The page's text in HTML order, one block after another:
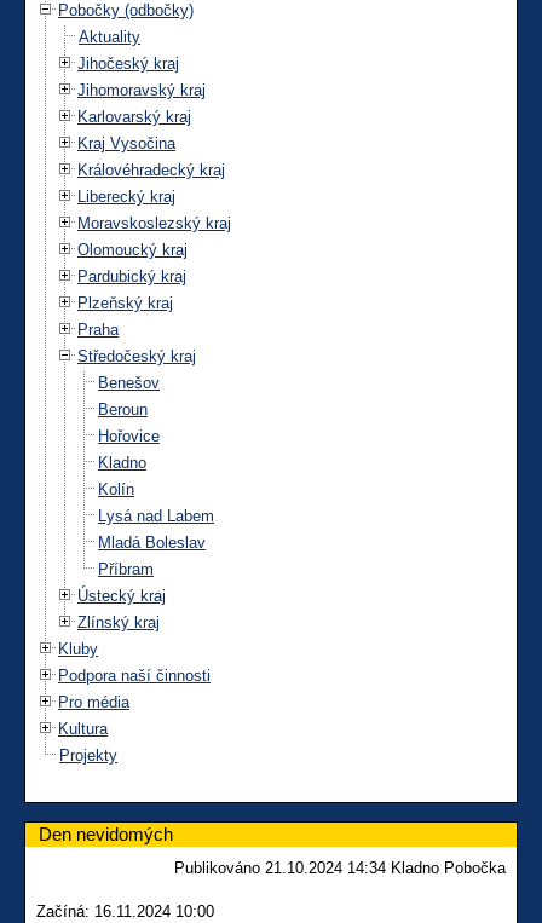
Pobočky (odbočky)
Aktuality
Jihočeský kraj
Jihomoravský kraj
Karlovarský kraj
Kraj Vysočina
Královéhradecký kraj
Liberecký kraj
Moravskoslezský kraj
Olomoucký kraj
Pardubický kraj
Plzeňský kraj
Praha
Středočeský kraj
Benešov
Beroun
Hořovice
Kladno
Kolín
Lysá nad Labem
Mladá Boleslav
Příbram
Ústecký kraj
Zlínský kraj
Kluby
Podpora naší činnosti
Pro média
Kultura
Projekty
Den nevidomých
Publikováno 21.10.2024 14:34 Kladno Pobočka
Začíná: 16.11.2024 10:00